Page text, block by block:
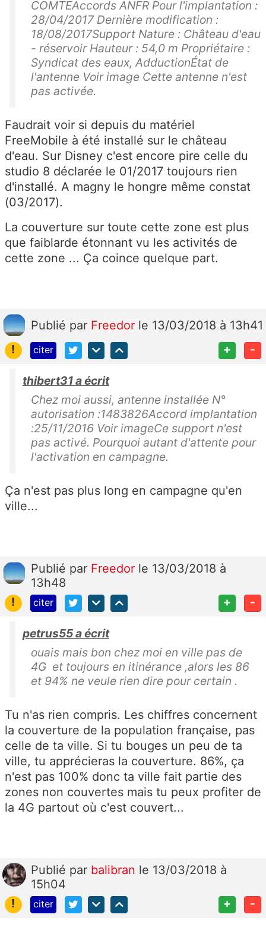
COMTEAccords ANFR Pour l'implantation :
28/04/2017 Dernière modification :
18/08/2017Support Nature : Château d'eau
- réservoir Hauteur : 54,0 m Propriétaire :
Syndicat des eaux, AdductionÉtat de
l'antenne Voir image Cette antenne n'est
pas activée.
Faudrait voir si depuis du matériel
FreeMobile à été installé sur le château
d'eau. Sur Disney c'est encore pire celle du
studio 8 déclarée le 01/2017 toujours rien
d'installé. A magny le hongre même constat
(03/2017).
La couverture sur toute cette zone est plus
que faiblarde étonnant vu les activités de
cette zone ... Ça coince quelque part.
Publié par Freedor le 13/03/2018 à 13h41
!
citer + -
thibert31 a écrit
Chez moi aussi, antenne installée N°
autorisation :1483826Accord implantation
:25/11/2016 Voir imageCe support n'est
pas activé. Pourquoi autant d'attente pour
l'activation en campagne.
Ça n'est pas plus long en campagne qu'en
ville...
Publié par Freedor le 13/03/2018 à
13h48
!
citer + -
petrus55 a écrit
ouais mais bon chez moi en ville pas de
4G et toujours en itinérance ,alors les 86
et 94% ne veule rien dire pour certain .
Tu n'as rien compris. Les chiffres concernent
la couverture de la population française, pas
celle de ta ville. Si tu bouges un peu de ta
ville, tu apprécieras la couverture. 86%, ça
n'est pas 100% donc ta ville fait partie des
zones non couvertes mais tu peux profiter de
la 4G partout où c'est couvert...
Publié par balibran le 13/03/2018 à
15h04
!
citer + -